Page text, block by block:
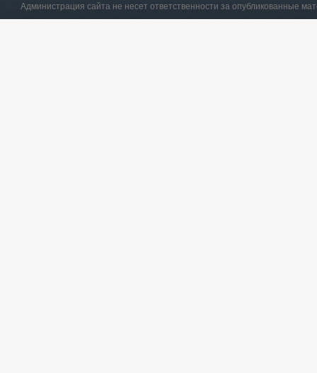
Администрация сайта не несет ответственности за опубликованные